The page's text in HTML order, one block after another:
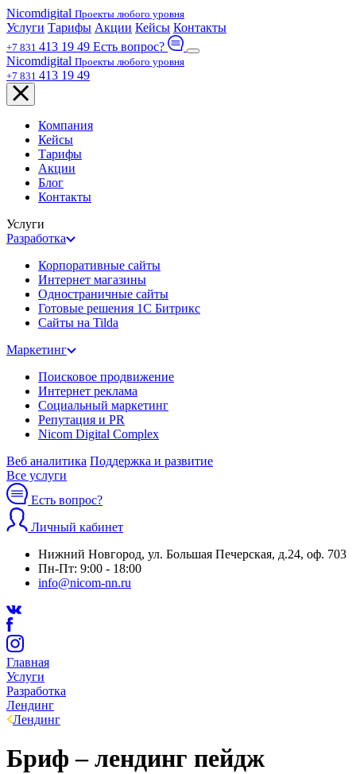
Nicomdigital Проекты любого уровня
Услуги Тарифы Акции Кейсы Контакты
+7 831 413 19 49 Есть вопрос?
Nicomdigital Проекты любого уровня
+7 831 413 19 49
Компания
Кейсы
Тарифы
Акции
Блог
Контакты
Услуги
Разработка
Корпоративные сайты
Интернет магазины
Одностраничные сайты
Готовые решения 1С Битрикс
Сайты на Tilda
Маркетинг
Поисковое продвижение
Интернет реклама
Социальный маркетинг
Репутация и PR
Nicom Digital Complex
Веб аналитика Поддержка и развитие
Все услуги
Есть вопрос?
Личный кабинет
Нижний Новгород, ул. Большая Печерская, д.24, оф. 703
Пн-Пт: 9:00 - 18:00
info@nicom-nn.ru
Главная
Услуги
Разработка
Лендинг
Лендинг
Бриф – лендинг пейдж